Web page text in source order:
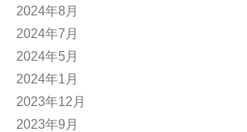
2024年8月
2024年7月
2024年5月
2024年1月
2023年12月
2023年9月